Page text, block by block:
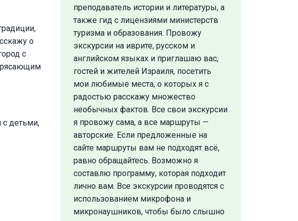
о
с
с детьми,
преподаватель истории и литературы, а
также гид с лицензиями министерств
туризма и образования. Провожу
экскурсии на иврите, русском и
английском языках и приглашаю вас,
гостей и жителей Израиля, посетить
мои любимые места, о которых я с
радостью расскажу множество
необычных фактов. Все свои экскурсии
я провожу сама, а все маршруты —
авторские. Если предложенные на
сайте маршруты вам не подходят всё,
равно обращайтесь. Возможно я
составлю программу, которая подходит
лично вам. Все экскурсии проводятся с
использованием микрофона и
микронаушников, чтобы было слышно